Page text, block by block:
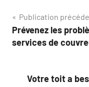
Navigation
de
Publication
Prévenez les
services de
Votre toit a